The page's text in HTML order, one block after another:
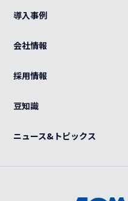
特注品
OEM
熱対策
カスタマイズ
感染症対策
カート
ご利用ガイド
導入事例
会社情報
採用情報
豆知識
ニュース&トピックス